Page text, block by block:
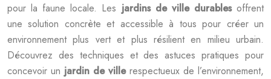
pour la faune locale. Les jardins de ville durablesoffrent
une solution concrète et accessible à tous pour créer un
environnement plus vert et plus résilient en milieu urbain.
Découvrez des techniques et des astuces pratiques pour
concevoir un jardin de ville respectueux de l’environnement,